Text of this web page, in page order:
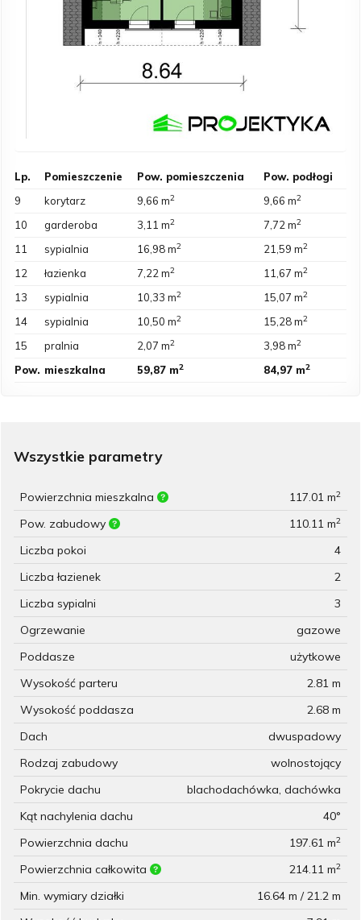
Lp. Pomieszczenie Pow. pomieszczenia
Pow. podłogi
9
korytarz 9,66 m2 9,66 m2
10 garderoba 3,11 m2 7,72 m2
11 sypialnia 16,98 m2 21,59 m2
12 łazienka 7,22 m2 11,67 m2
13 sypialnia 10,33 m2 15,07 m2
14 sypialnia 10,50 m2 15,28 m2
15 pralnia 2,07 m2 3,98 m2
Pow. mieszkalna 59,87 m2 84,97 m2
Wszystkie parametry
Powierzchnia mieszkalna 117.01 m2
Pow. zabudowy 110.11 m2
Liczba pokoi
4
Liczba łazienek
2
Liczba sypialni
3
Ogrzewanie
gazowe
Poddasze
użytkowe
Wysokość parteru
2.81 m
Wysokość poddasza
2.68 m
Dach
dwuspadowy
Rodzaj zabudowy
wolnostojący
Pokrycie dachu
blachodachówka, dachówka
Kąt nachylenia dachu
40°
Powierzchnia dachu
197.61 m2
Powierzchnia całkowita 214.11 m2
Min. wymiary działki
16.64 m / 21.2 m